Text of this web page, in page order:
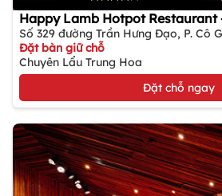
Happy Lamb Hotpot Restaurant
Số 329 đường Trần Hưng Đạo, P. Cô
Đặt bàn giữ chỗ
Chuyên Lẩu Trung Hoa
Đặt chỗ ngay